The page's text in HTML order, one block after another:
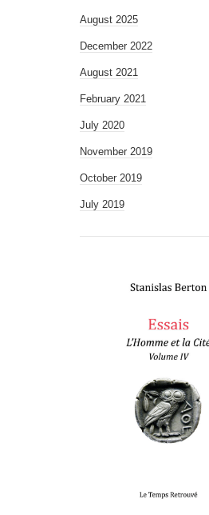
August 2025
December 2022
August 2021
February 2021
July 2020
November 2019
October 2019
July 2019